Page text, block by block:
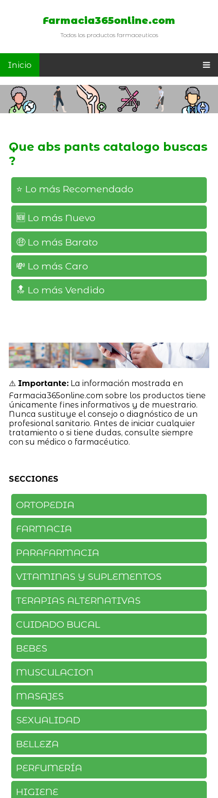
Farmacia365online.com
Todos los productos farmaceuticos
Inicio
Que abs pants catalogo buscas
?
⭐️ Lo más Recomendado
🆕️ Lo más Nuevo
🤑 Lo más Barato
💸 Lo más Caro
🔝 Lo más Vendido
⚠️ Importante:La información mostrada en
Farmacia365online.com sobre los productos tiene
únicamente fines informativos y de muestrario.
Nunca sustituye el consejo o diagnóstico de un
profesional sanitario. Antes de iniciar cualquier
tratamiento o si tiene dudas, consulte siempre
con su médico o farmacéutico.
SECCIONES
ORTOPEDIA
FARMACIA
PARAFARMACIA
VITAMINAS Y SUPLEMENTOS
TERAPIAS ALTERNATIVAS
CUIDADO BUCAL
BEBES
MUSCULACION
MASAJES
SEXUALIDAD
BELLEZA
PERFUMERÍA
HIGIENE